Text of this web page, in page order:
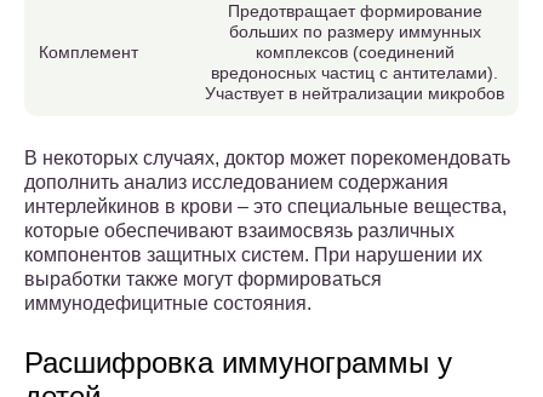
Комплемент
Предотвращает формирование
больших по размеру иммунных
комплексов (соединений
вредоносных частиц с антителами).
Участвует в нейтрализации микробов
В некоторых случаях, доктор может порекомендовать
дополнить анализ исследованием содержания
интерлейкинов в крови – это специальные вещества,
которые обеспечивают взаимосвязь различных
компонентов защитных систем. При нарушении их
выработки также могут формироваться
иммунодефицитные состояния.
Расшифровка иммунограммы у